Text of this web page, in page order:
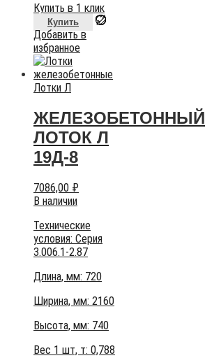
Купить в 1 клик
Купить
Добавить в
избранное
Лотки Л
ЖЕЛЕЗОБЕТОННЫЙ
ЛОТОК Л
19Д-8
7086,00 ₽
В наличии
Технические
условия: Серия
3.006.1-2.87
Длина, мм: 720
Ширина, мм: 2160
Высота, мм: 740
Вес 1 шт, т: 0,788